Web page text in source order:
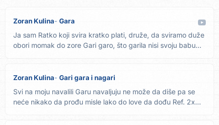
Zoran Kulina Gara
Ja sam Ratko koji svira kratko plati, druže, da sviramo duže
obori momak do zore Gari garo, što garila nisi svoju babu...
Zoran Kulina Gari gara i nagari
Svi na moju navalili Garu navaljuju ne može da diše pa se
neće nikako da prođu misle lako do love da dođu Ref. 2x